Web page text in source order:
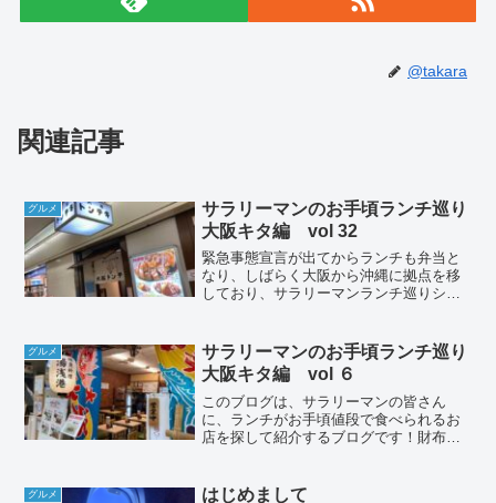
@takara
関連記事
グルメ
サラリーマンのお手頃ランチ巡り
大阪キタ編 vol 32
緊急事態宣言が出てからランチも弁当と
なり、しばらく大阪から沖縄に拠点を移
しており、サラリーマンランチ巡りシリ
フィールドにランチを食べに行ってきま
したので、ブログを更新し...
グルメ
サラリーマンのお手頃ランチ巡り
大阪キタ編 vol ６
このブログは、サラリーマンの皆さん
に、ランチがお手頃値段で食べられるお
店を探して紹介するブログです！財布に
ル地下1階の南側通路の西寄りにある、
グルメ はじめまして